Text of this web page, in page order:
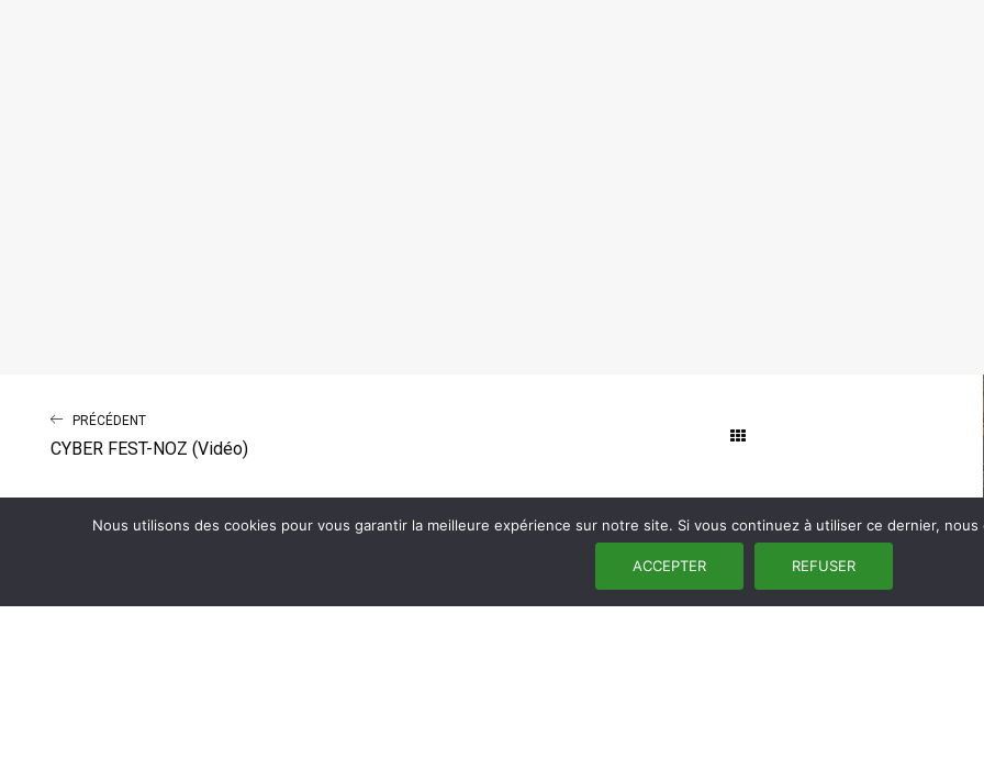
PRÉCÉDENT
CYBER FEST-NOZ (Vidéo)
NEWSLETTER
Nous utilisons des cookies pour vous garantir la meilleure expérience sur notre site. Si vous continuez à utiliser ce dernier,
ACCEPTER REFUSER